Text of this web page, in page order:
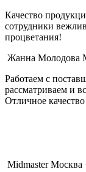
Качество
сотрудники
процветания!
Жанна Молодова
Работаем с
рассматриваем и
Отличное
MidmasterМосква